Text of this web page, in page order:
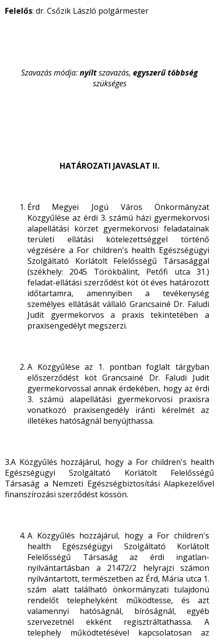
Felelős: dr. Csőzik László polgármester
Szavazás módja:nyíltszavazás, egyszerű többség
szükséges
HATÁROZATI JAVASLAT II.
Érd Megyei Jogú Város Önkormányzat
Közgyűlése az érdi 3. számú házi gyermekorvosi
alapellátási körzet gyermekorvosi feladatainak
területi ellátási kötelezettséggel történő
végzésére a For children's health Egészségügyi
Szolgáltató Korlátolt Felelősségű Társasággal
(székhely: 2045 Törökbálint, Petőfi utca 31.)
feladat-ellátási szerződést köt öt éves határozott
időtartamra, amennyiben a tevékenység
személyes ellátását vállaló Grancsainé Dr. Faludi
Judit gyermekorvos a praxis tekintetében a
praxisengedélyt megszerzi.
A Közgyűlése az 1. pontban foglalt tárgyban
előszerződést köt Grancsainé Dr. Faludi Judit
gyermekorvossal annak érdekében, hogy az érdi
3. számú alapellátási gyermekorvosi praxisra
vonatkozó praxisengedély iránti kérelmét az
illetékes hatóságnál benyújthassa.
3.A Közgyűlés hozzájárul, hogy a For children's health
Egészségügyi Szolgáltató Korlátolt Felelősségű
Társaság a Nemzeti Egészségbiztosítási Alapkezelővel
finanszírozási szerződést kössön.
A Közgyűlés hozzájárul, hogy a For children's
health Egészségügyi Szolgáltató Korlátolt
Felelősségű Társaság az érdi ingatlan-
nyilvántartásban a 21472/2 helyrajzi számon
nyilvántartott, természetben az Érd, Mária utca 1.
szám alatt található önkormányzati tulajdonú
rendelőt telephelyként működtesse, és azt
valamennyi hatóságnál, bíróságnál, egyéb
szervezetnél ekként regisztráltathassa. A
telephely működtetésével kapcsolatosan az